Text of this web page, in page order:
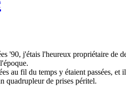
'90, j'étais l'heureux propriétaire de
au fil du temps y étaient passées,
quadrupleur de prises péritel.